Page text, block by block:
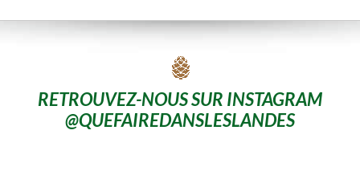
RETROUVEZ-NOUS SUR INSTAGRAM
@QUEFAIREDANSLESLANDES